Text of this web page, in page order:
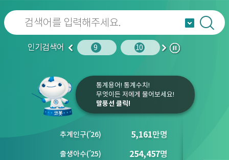
인기검색어
이
10 임금 9 10 1
다
정
통계용어! 통계수치!
무엇이든 저에게 물어보세요!
말풍선 클릭!
추계인구(´26) 5,161만명
출생아수(´25) 254,457명